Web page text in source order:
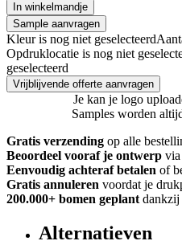
In winkelmandje
Sample aanvragen
Kleur is nog niet geselecteerd
Opdruklocatie is nog niet
geselecteerd
Vrijblijvende offerte aanvragen
Je kan je logo
Samples worden
Gratis verzending op alle
Beoordeel vooraf je ontwerp
Eenvoudig achteraf betalen of
Gratis annuleren voordat je
200.000+ bomen geplant
Alternatieven